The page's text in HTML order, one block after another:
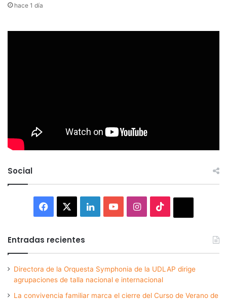
hace 1 día
Social
Facebook LinkedInYouTubeInstagram
Entradas recientes
Directora de la Orquesta Symphonia de la UDLAP dirige
agrupaciones de talla nacional e internacional
La convivencia familiar marca el cierre del Curso de Verano de